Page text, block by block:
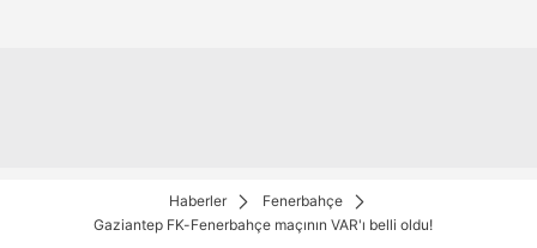
Haberler
Fenerbahçe
Gaziantep FK-Fenerbahçe maçının VAR'ı belli oldu!